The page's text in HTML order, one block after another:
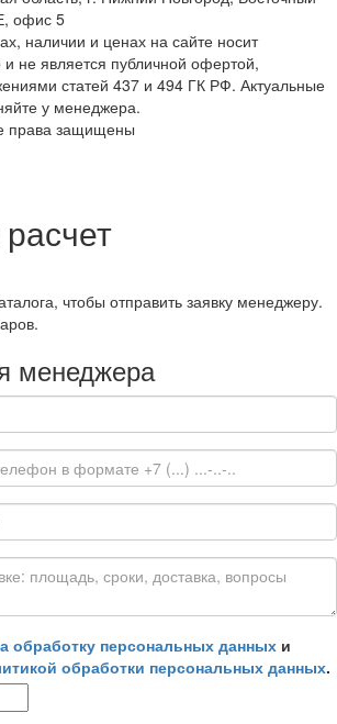
офис 5
наличии и ценах на сайте носит
не является публичной офертой,
статей 437 и 494 ГК РФ. Актуальные
у менеджера.
права защищены
чтобы отправить заявку менеджеру.
менеджера
обработку персональных данных и
обработки персональных данных.